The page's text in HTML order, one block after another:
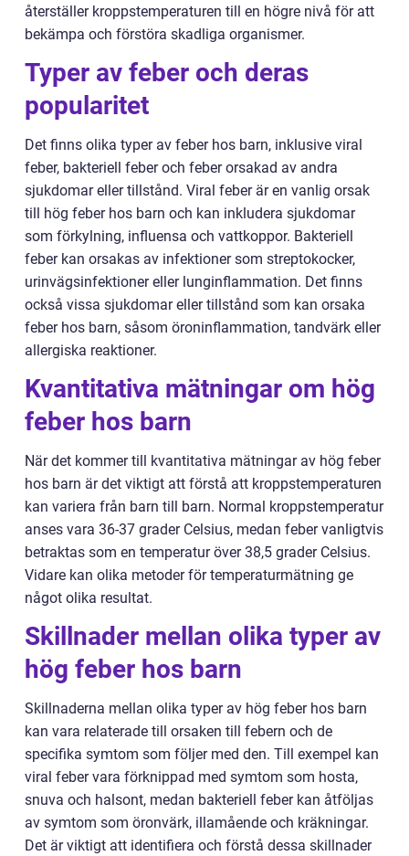
återställer kroppstemperaturen till en högre nivå för att
bekämpa och förstöra skadliga organismer.
Typer av feber och deras
popularitet
Det finns olika typer av feber hos barn, inklusive viral
feber, bakteriell feber och feber orsakad av andra
sjukdomar eller tillstånd. Viral feber är en vanlig orsak
till hög feber hos barn och kan inkludera sjukdomar
som förkylning, influensa och vattkoppor. Bakteriell
feber kan orsakas av infektioner som streptokocker,
urinvägsinfektioner eller lunginflammation. Det finns
också vissa sjukdomar eller tillstånd som kan orsaka
feber hos barn, såsom öroninflammation, tandvärk eller
allergiska reaktioner.
Kvantitativa mätningar om hög
feber hos barn
När det kommer till kvantitativa mätningar av hög feber
hos barn är det viktigt att förstå att kroppstemperaturen
kan variera från barn till barn. Normal kroppstemperatur
anses vara 36-37 grader Celsius, medan feber vanligtvis
betraktas som en temperatur över 38,5 grader Celsius.
Vidare kan olika metoder för temperaturmätning ge
något olika resultat.
Skillnader mellan olika typer av
hög feber hos barn
Skillnaderna mellan olika typer av hög feber hos barn
kan vara relaterade till orsaken till febern och de
specifika symtom som följer med den. Till exempel kan
viral feber vara förknippad med symtom som hosta,
snuva och halsont, medan bakteriell feber kan åtföljas
av symtom som öronvärk, illamående och kräkningar.
Det är viktigt att identifiera och förstå dessa skillnader